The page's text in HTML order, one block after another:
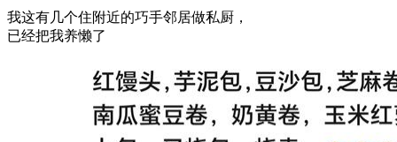
我这有几个住附近的巧手邻居做私厨，
已经把我养懒了